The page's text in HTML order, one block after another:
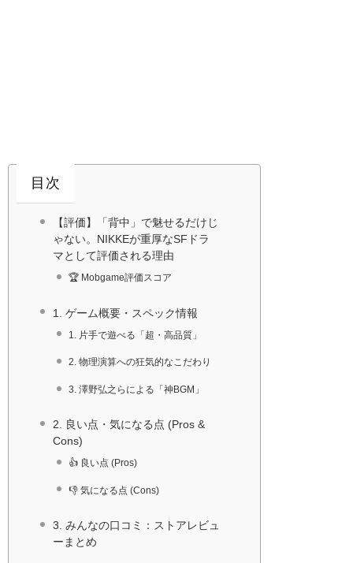
目次
【評価】「背中」で魅せるだけじ
ゃない。NIKKEが重厚なSFドラ
マとして評価される理由
🏆 Mobgame評価スコア
1. ゲーム概要・スペック情報
1. 片手で遊べる「超・高品質」
2. 物理演算への狂気的なこだわり
3. 澤野弘之らによる「神BGM」
2. 良い点・気になる点 (Pros &
Cons)
👍 良い点 (Pros)
👎 気になる点 (Cons)
3. みんなの口コミ：ストアレビュ
ーまとめ